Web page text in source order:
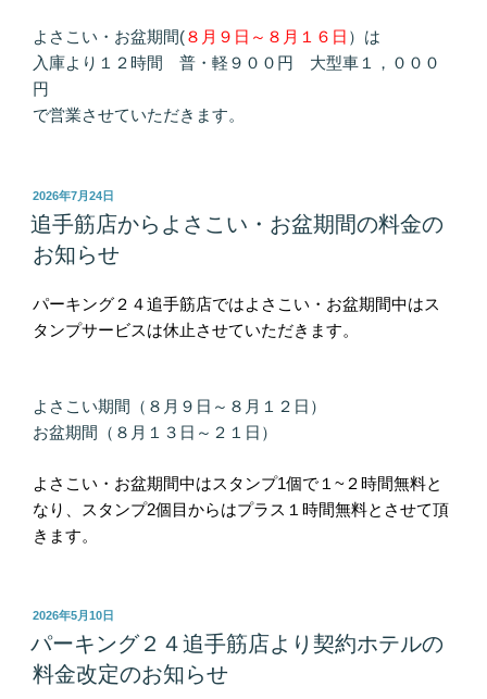
よさこい・お盆期間(８月９日～８月１６日 ）は
入庫より１２時間 普・軽９００円 大型車１，０００
円
で営業させていただきます。
投
稿
日:
2026年7月24日
追手筋店からよさこい・お盆期間の料金の
お知らせ
パーキング２４追手筋店ではよさこい・お盆期間中はス
タンプサービスは休止させていただきます。
よさこい期間（８月９日～８月１２日）
お盆期間（８月１３日～２１日）
よさこい・お盆期間中はスタンプ1個で１~２時間無料と
なり、スタンプ2個目からはプラス１時間無料とさせて頂
きます。
投
日:
2026年5月10日
パーキング２４追手筋店より契約ホテルの
料金改定のお知らせ